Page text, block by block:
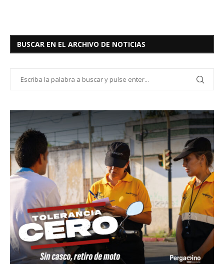
BUSCAR EN EL ARCHIVO DE NOTICIAS